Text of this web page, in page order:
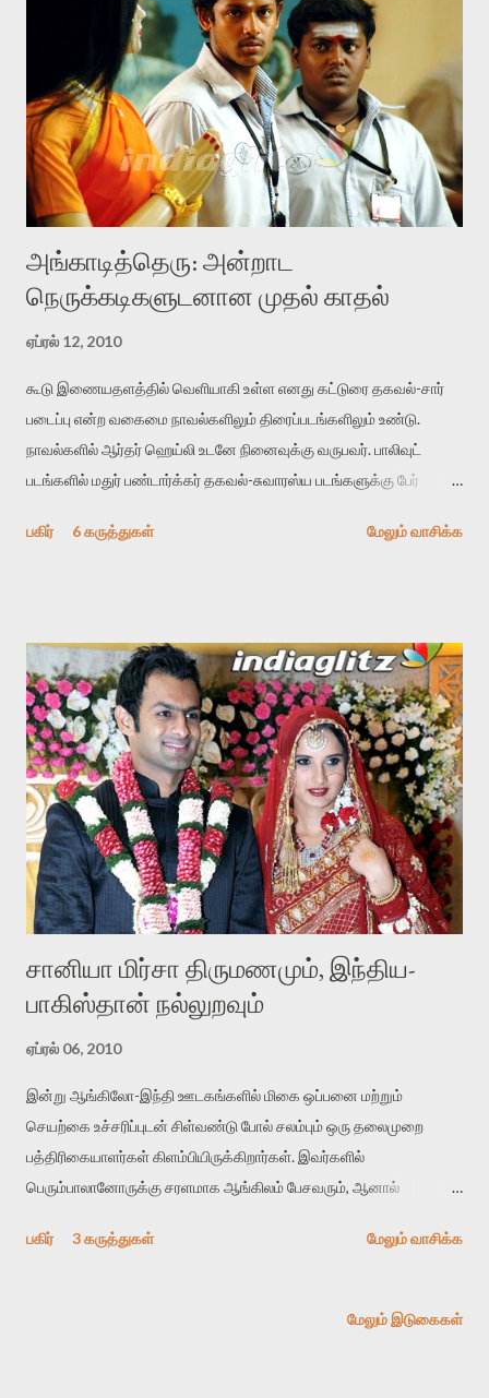
தொகுப்புகளுடன், ”பெர்லின் இரவுகள்” என்ற கட்டுரை நூலையும்
வெளியிட்டுள்ளார். கருணாவின் இணையப்பக்கம்: தமிழ்க்குடில்
வலைப்பூ முகவரி: http://karunah.blogspot.com
கருணாகரமூர்த்தியின் இந்த வலைப்பூவில் கட்டுரைகள், கவிதை மற்றும்
புனைவுகள் சேர்த்து 23 படைப்புகள் உள்ளன. ஆயிரக்கணக்கில்
பக்கங்கள் தொடர்ச்சியாக எழுதப்படும் வலைப்பூக்களின் உலகில் இது
குறைவுதான். ஆனால் கருணாவின் எழுத்து செறிவும் தீவிரமும்
கொண்டது என...
அங்காடித்தெரு: அன்றாட
நெருக்கடிகளுடனான முதல் காதல்
ஏப்ரல் 12, 2010
கூடு இணையதளத்தில் வெளியாகி உள்ள எனது கட்டுரை தகவல்-சார்
படைப்பு என்ற வகைமை நாவல்களிலும் திரைப்படங்களிலும் உண்டு.
நாவல்களில் ஆர்தர் ஹெய்லி உடனே நினைவுக்கு வருபவர். பாலிவுட்
படங்களில் மதுர் பண்டார்க்கர் தகவல்-சுவாரஸ்ய படங்களுக்கு பேர்
வாழ்க்கையை சொன்னது. ”பேஜ் 3” மேல்தட்டு மக்களின் உள்ளீடற்ற
பெண்களின் நிரந்தரமற்ற பணி நிலை ஏமாற்றங்கள் மற்றும் சறுக்கல்கள்.
இத்தகைய தகவல்சார் படங்களின் முக்கிய பண்பு தகவல் செறிவே
அவற்றின் சுவாரஸ்யமாக இருப்பது. இந்த பாணி படங்களில் இரண்டு
வகை. ஒன்று தகவல்களின் வலிமையால் நிற்கும் படம். இது பலவீனமான
திரைக்கதை கொண்டிருக்கும். எந்த உள்ளார்ந்த தேடலும் இருக்காது.
மதுர் பண்டார்க்கரின் ”டிராபிக் சிக்னல்” தவிர்த்த பிற படங்கள்
அத்தனையும் இந்த வகையறா. இயக்குனரின் அவதானிப்புகளும்
தரிசனமும் ஒரு தகவல்-சார் படத்தை மேம்பட்ட தளத்துக்கு கொண...
பகிர் 6 கருத்துகள் மேலும் வாசிக்க
சானியா மிர்சா திருமணமும், இந்திய-
பாகிஸ்தான் நல்லுறவும்
ஏப்ரல் 06, 2010
இன்று ஆங்கிலோ-இந்தி ஊடகங்களில் மிகை ஒப்பனை மற்றும்
செயற்கை உச்சரிப்புடன் சிள்வண்டு போல் சலம்பும் ஒரு தலைமுறை
பத்திரிகையாளர்கள் கிளம்பியிருக்கிறார்கள். இவர்களில்
பெரும்பாலானோருக்கு சரளமாக ஆங்கிலம் பேசவரும், ஆனால்
வாழ்வியல் அனுபவங்கள் கூட இவர்களுக்கு இல்லையா என்ற எண்ண
உதாரணமாக மும்பை தீவிரவாத தாக்குதலின் போது சபீனா சேகல் என்ற
பகிர் 3 கருத்துகள் மேலும் வாசிக்க
மேலும் இடுகைகள்